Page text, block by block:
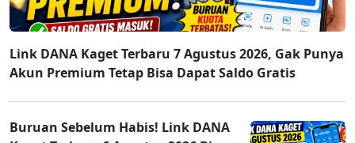
Link DANA Kaget Terbaru 7 Agustus 2026, Gak Punya
Akun Premium Tetap Bisa Dapat Saldo Gratis
Buruan Sebelum Habis! Link DANA